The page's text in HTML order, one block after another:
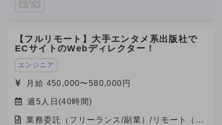
【フルリモート】大手エンタメ系出版社で
ECサイトのWebディレクター！
エンジニア
月給 450,000〜580,000円
週5人日(40時間)
業務委託（フリーランス/副業）/リモート（在